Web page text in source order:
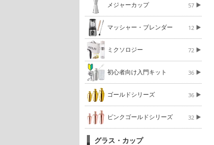
メジャーカップ 57
マッシャー・ブレンダー 12
ミクソロジー 72
初心者向け入門キット 36
ゴールドシリーズ 36
ピンクゴールドシリーズ 32
グラス・カップ